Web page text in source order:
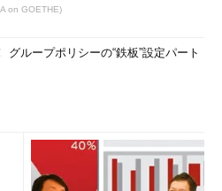
on GOETHE)
グループポリシーの“鉄板”設定パート